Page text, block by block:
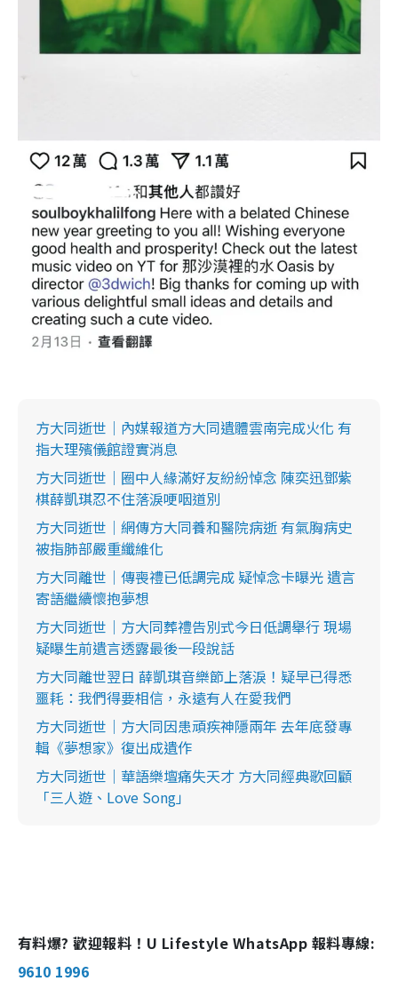
方大同逝世｜內媒報道方大同遺體雲南完成火化 有
指大理殯儀館證實消息
方大同逝世｜圈中人緣滿好友紛紛悼念 陳奕迅鄧紫
棋薛凱琪忍不住落淚哽咽道別
方大同逝世｜網傳方大同養和醫院病逝 有氣胸病史
被指肺部嚴重纖維化
方大同離世｜傳喪禮已低調完成 疑悼念卡曝光 遺言
寄語繼續懷抱夢想
方大同逝世｜方大同葬禮告別式今日低調舉行 現場
疑曝生前遺言透露最後一段說話
方大同離世翌日 薛凱琪音樂節上落淚！疑早已得悉
噩耗：我們得要相信，永遠有人在愛我們
方大同逝世｜方大同因患頑疾神隱兩年 去年底發專
輯《夢想家》復出成遺作
方大同逝世｜華語樂壇痛失天才 方大同經典歌回顧
「三人遊、Love Song」
有料爆? 歡迎報料！U Lifestyle WhatsApp 報料專線:
9610 1996